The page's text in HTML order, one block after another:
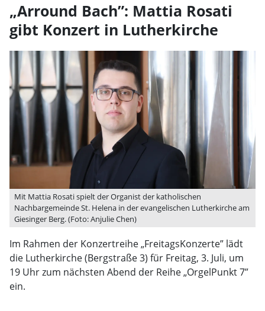
„Arround Bach”: Mattia Rosati
gibt Konzert in Lutherkirche
Mit Mattia Rosati spielt der Organist der katholischen
Nachbargemeinde St. Helena in der evangelischen Lutherkirche am
Giesinger Berg. (Foto: Anjulie Chen)
Im Rahmen der Konzertreihe „FreitagsKonzerte” lädt
die Lutherkirche (Bergstraße 3) für Freitag, 3. Juli, um
19 Uhr zum nächsten Abend der Reihe „OrgelPunkt 7”
ein.